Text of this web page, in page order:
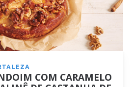
COM CARAMELO